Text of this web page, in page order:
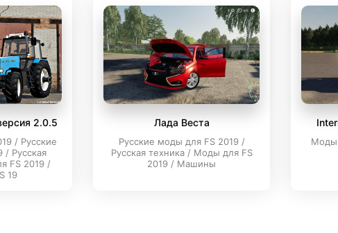
2.0.5
/ Русские
/ Русская
FS 2019 /
19
Лада Веста
Русские моды для FS 2019 /
Русская техника / Моды для FS
2019 / Машины
Моды